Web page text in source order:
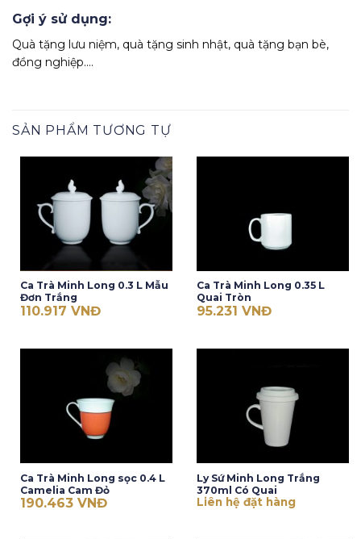
Gợi ý sử dụng:
Quà tặng lưu niệm, quà tặng sinh nhật, quà tặng bạn bè,
đồng nghiệp….
SẢN PHẨM TƯƠNG TỰ
Ca Trà Minh Long 0.3 L Mẫu
Đơn Trắng
110.917 VNĐ
Ca Trà Minh Long 0.35 L
Quai Tròn
95.231 VNĐ
Ca Trà Minh Long sọc 0.4 L
Camelia Cam Đỏ
190.463 VNĐ
Ly Sứ Minh Long Trắng
370ml Có Quai
Liên hệ đặt hàng